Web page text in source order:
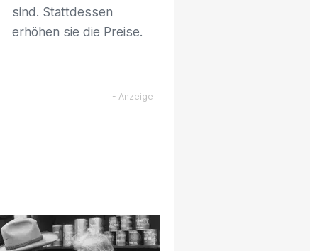
sind. Stattdessen
erhöhen sie die Preise.